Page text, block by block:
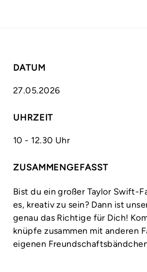
DATUM
27.05.2026
UHRZEIT
10 - 12.30 Uhr
ZUSAMMENGEFASST
Bist du ein großer Taylor Swift-
es, kreativ zu sein? Dann ist
genau das Richtige für Dich!
knüpfe zusammen mit anderen
eigenen